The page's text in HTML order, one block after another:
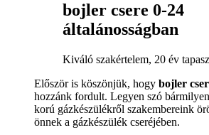
bojler csere 0-24
általánosságban
Kiváló szakértelem, 20 év
Először is köszönjük, hogy bojler
hozzánk fordult. Legyen szó
korú gázkészülékről szakembereink
önnek a gázkészülék cseréjében.